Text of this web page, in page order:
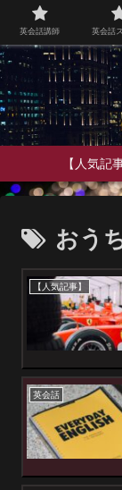
【人気記
おう
【人気記事】
英会話
英会話講師 英会話